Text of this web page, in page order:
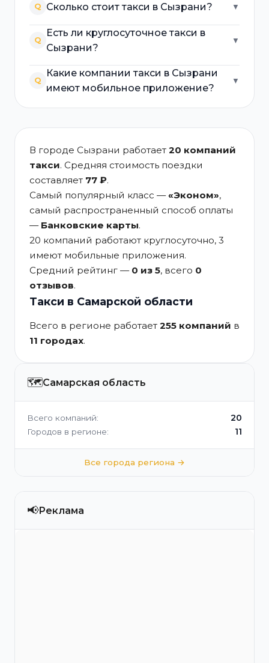
Q Сколько стоит такси в Сызрани? ▼
Q
Есть ли круглосуточное такси в
Сызрани?
▼
Q
Какие компании такси в Сызрани
имеют мобильное приложение?
▼
В городе Сызрани работает 20 компаний
такси. Средняя стоимость поездки
составляет 77 ₽.
Самый популярный класс —«Эконом»,
самый распространенный способ оплаты
— Банковские карты.
20 компаний работают круглосуточно, 3
имеют мобильные приложения.
Средний рейтинг — 0 из 5, всего 0
отзывов.
Такси в Самарской области
Всего в регионе работает 255 компаний в
11 городах.
🗺️Самарская область
Всего компаний: 20
Городов в регионе: 11
Все города региона →
📢Реклама